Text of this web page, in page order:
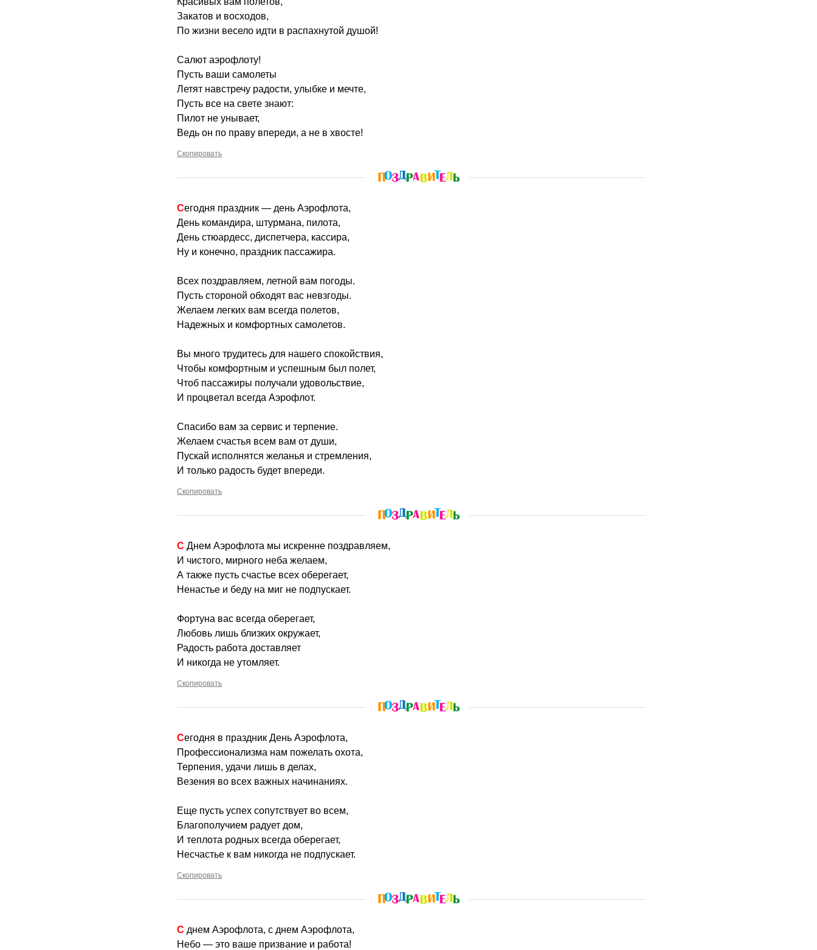
Закатов и восходов,
По жизни весело идти в распахнутой душой!
Салют аэрофлоту!
Пусть ваши самолеты
Летят навстречу радости, улыбке и мечте,
Пусть все на свете знают:
Пилот не унывает,
Ведь он по праву впереди, а не в хвосте!
Скопировать
Сегодня праздник — день Аэрофлота,
День командира, штурмана, пилота,
День стюардесс, диспетчера, кассира,
Ну и конечно, праздник пассажира.
Всех поздравляем, летной вам погоды.
Пусть стороной обходят вас невзгоды.
Желаем легких вам всегда полетов,
Надежных и комфортных самолетов.
Вы много трудитесь для нашего спокойствия,
Чтобы комфортным и успешным был полет,
Чтоб пассажиры получали удовольствие,
И процветал всегда Аэрофлот.
Спасибо вам за сервис и терпение.
Желаем счастья всем вам от души,
Пускай исполнятся желанья и стремления,
И только радость будет впереди.
Скопировать
С Днем Аэрофлота мы искренне поздравляем,
И чистого, мирного неба желаем,
А также пусть счастье всех оберегает,
Ненастье и беду на миг не подпускает.
Фортуна вас всегда оберегает,
Любовь лишь близких окружает,
Радость работа доставляет
И никогда не утомляет.
Скопировать
Сегодня в праздник День Аэрофлота,
Профессионализма нам пожелать охота,
Терпения, удачи лишь в делах,
Везения во всех важных начинаниях.
Еще пусть успех сопутствует во всем,
Благополучием радует дом,
И теплота родных всегда оберегает,
Несчастье к вам никогда не подпускает.
Скопировать
С днем Аэрофлота, с днем Аэрофлота,
Небо — это ваше призвание и работа!